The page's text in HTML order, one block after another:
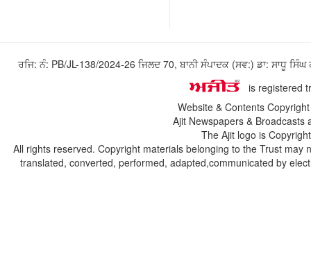
ਰਜਿ: ਨੰ: PB/JL-138/2024-26 ਜਿਲਦ 70, ਬਾਨੀ ਸੰਪਾਦਕ (ਸਵ:) ਡਾ: ਸਾਧੂ
is registered
Website & Contents
Ajit Newspapers &
The Ajit logo is
All rights reserved. Copyright materials belonging to the Trust
translated, converted, performed, adapted,communicated by